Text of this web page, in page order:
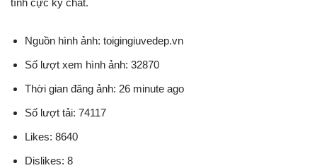
tính cực kỳ chất.
Nguồn hình ảnh: toigingiuvedep.vn
Số lượt xem hình ảnh: 32870
Thời gian đăng ảnh: 26 minute ago
Số lượt tải: 74117
Likes: 8640
Dislikes: 8